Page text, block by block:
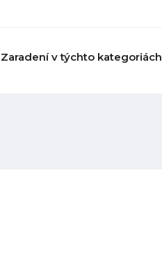
Zaradení v týchto kategoriách